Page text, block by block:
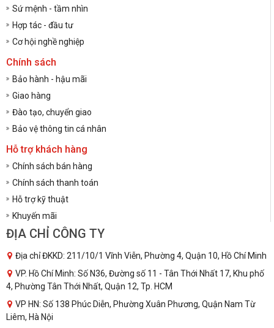
Sứ mệnh - tầm nhìn
Hợp tác - đầu tư
Cơ hội nghề nghiệp
Chính sách
Bảo hành - hậu mãi
Giao hàng
Đào tạo, chuyển giao
Bảo vệ thông tin cá nhân
Hỗ trợ khách hàng
Chính sách bán hàng
Chính sách thanh toán
Hỗ trợ kỹ thuật
Khuyến mãi
ĐỊA CHỈ CÔNG TY
Địa chỉ ĐKKD: 211/10/1 Vĩnh Viễn, Phường 4, Quận 10, Hồ Chí Minh
VP. Hồ Chí Minh: Số N36, Đường số 11 - Tân Thới Nhất 17, Khu phố
4, Phường Tân Thới Nhất, Quận 12, Tp. HCM
VP HN: Số 138 Phúc Diễn, Phường Xuân Phương, Quận Nam Từ
Liêm, Hà Nội